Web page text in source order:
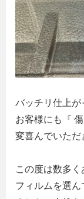
バッチリ仕上が
お客様にも『
変喜んでいただ
この度は数多
フィルムを選